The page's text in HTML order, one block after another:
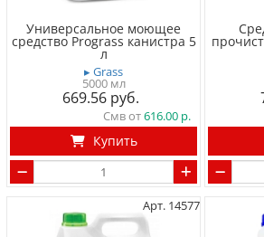
Универсальное моющее
средство Prograss канистра 5
л
▸ Grass
5000 мл
669.56
Смв от616.00
Купить
Арт. 14577